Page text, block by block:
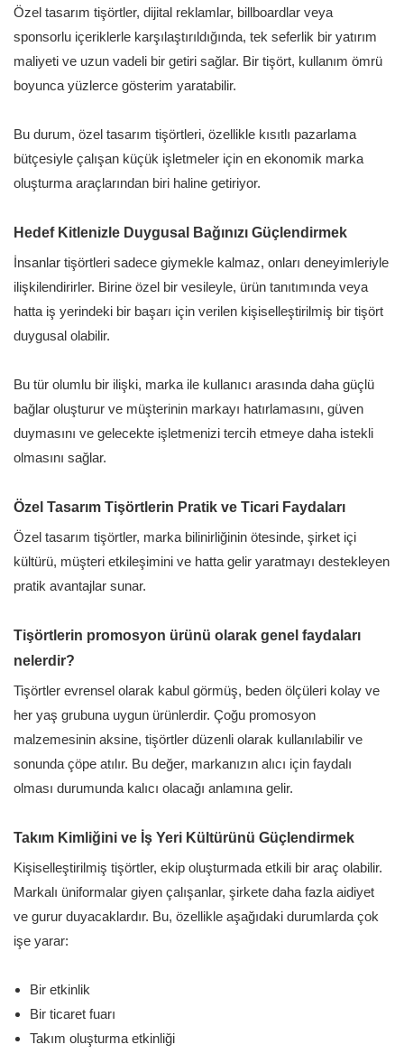
Özel tasarım tişörtler, dijital reklamlar, billboardlar veya
sponsorlu içeriklerle karşılaştırıldığında, tek seferlik bir yatırım
maliyeti ve uzun vadeli bir getiri sağlar. Bir tişört, kullanım ömrü
boyunca yüzlerce gösterim yaratabilir.
Bu durum, özel tasarım tişörtleri, özellikle kısıtlı pazarlama
bütçesiyle çalışan küçük işletmeler için en ekonomik marka
oluşturma araçlarından biri haline getiriyor.
Hedef Kitlenizle Duygusal Bağınızı Güçlendirmek
İnsanlar tişörtleri sadece giymekle kalmaz, onları deneyimleriyle
ilişkilendirirler. Birine özel bir vesileyle, ürün tanıtımında veya
hatta iş yerindeki bir başarı için verilen kişiselleştirilmiş bir tişört
duygusal olabilir.
Bu tür olumlu bir ilişki, marka ile kullanıcı arasında daha güçlü
bağlar oluşturur ve müşterinin markayı hatırlamasını, güven
duymasını ve gelecekte işletmenizi tercih etmeye daha istekli
olmasını sağlar.
Özel Tasarım Tişörtlerin Pratik ve Ticari Faydaları
Özel tasarım tişörtler, marka bilinirliğinin ötesinde, şirket içi
kültürü, müşteri etkileşimini ve hatta gelir yaratmayı destekleyen
pratik avantajlar sunar.
Tişörtlerin promosyon ürünü olarak genel faydaları
nelerdir?
Tişörtler evrensel olarak kabul görmüş, beden ölçüleri kolay ve
her yaş grubuna uygun ürünlerdir. Çoğu promosyon
malzemesinin aksine, tişörtler düzenli olarak kullanılabilir ve
sonunda çöpe atılır. Bu değer, markanızın alıcı için faydalı
olması durumunda kalıcı olacağı anlamına gelir.
Takım Kimliğini ve İş Yeri Kültürünü Güçlendirmek
Kişiselleştirilmiş tişörtler, ekip oluşturmada etkili bir araç olabilir.
Markalı üniformalar giyen çalışanlar, şirkete daha fazla aidiyet
ve gurur duyacaklardır. Bu, özellikle aşağıdaki durumlarda çok
işe yarar:
Bir etkinlik
Bir ticaret fuarı
Takım oluşturma etkinliği